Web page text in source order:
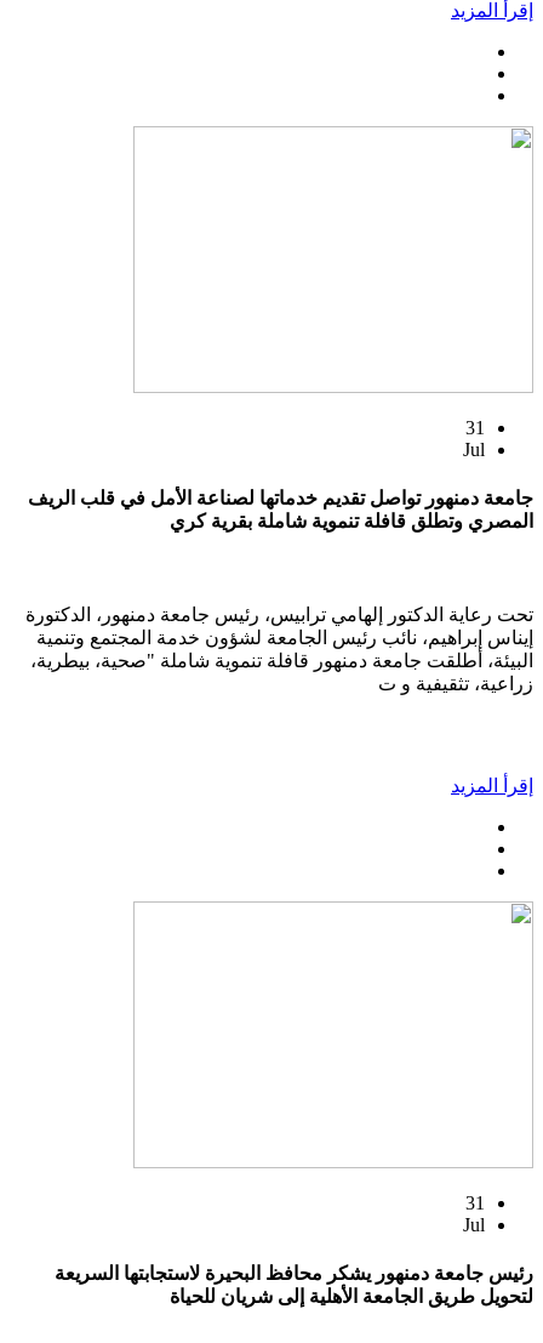
إقرأ المزيد
31
Jul
جامعة دمنهور تواصل تقديم خدماتها لصناعة الأمل في قلب الريف
المصري وتطلق قافلة تنموية شاملة بقرية كري
تحت رعاية الدكتور إلهامي ترابيس، رئيس جامعة دمنهور، الدكتورة
إيناس إبراهيم، نائب رئيس الجامعة لشؤون خدمة المجتمع وتنمية
البيئة، أطلقت جامعة دمنهور قافلة تنموية شاملة "صحية، بيطرية،
زراعية، تثقيفية و ت
إقرأ المزيد
31
Jul
رئيس جامعة دمنهور يشكر محافظ البحيرة لاستجابتها السريعة
لتحويل طريق الجامعة الأهلية إلى شريان للحياة